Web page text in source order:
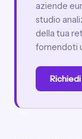
aziende
studio
della tua
fornendoti